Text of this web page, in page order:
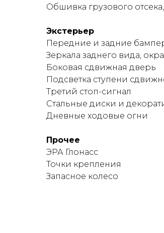
Обшивка грузового
Экстерьер
Передние и задние
Зеркала заднего вида,
Боковая сдвижная дверь
Подсветка ступени
Третий стоп-сигнал
Стальные диски и
Дневные ходовые огни
Прочее
ЭРА Глонасс
Точки крепления
Запасное колесо